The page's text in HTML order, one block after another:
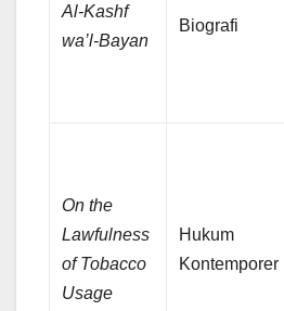
Al-Kashf
wa’l-Bayan
Biografi
On the
Lawfulness
of Tobacco
Usage
Hukum
Kontemporer